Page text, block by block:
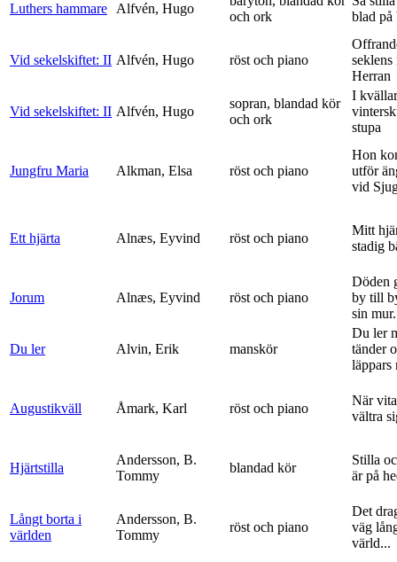
Luthers hammare Alfvén, Hugo
och ork
blad på
Vid sekelskiftet: II Alfvén, Hugo röst och piano
Herran
Vid sekelskiftet: II Alfvén, Hugo
sopran, blandad kör
och ork
I
stupa
Jungfru Maria Alkman, Elsa röst och piano
Hon
utför
vid
Ett hjärta Alnæs, Eyvind röst och piano
Mitt
stadig
Jorum Alnæs, Eyvind röst och piano
Döden
by till
sin
Du ler Alvin, Erik manskör
Du ler
tänder
läppars
Augustikväll Åmark, Karl röst och piano
När
vältra
Hjärtstilla
Andersson, B.
Tommy
blandad kör
Stilla
är på
Långt borta i
världen
Andersson, B.
Tommy
röst och piano
Det
väg
värld...